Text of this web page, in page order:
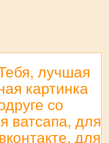
лучшая
картинка
со
ватсапа, для
для